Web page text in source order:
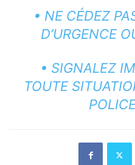
• NE CÉDEZ
D’URGENCE
• SIGNALEZ
TOUTE